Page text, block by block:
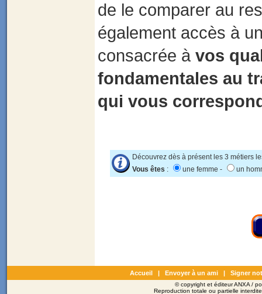
de le comparer au
également accès à
consacrée à vos
fondamentales au
qui vous
Découvrez dès à présent les 3 métiers
Vous êtes : une femme - un
Accueil | Envoyer à un ami | Signer
© copyright et éditeur ANXA /
Reproduction totale ou partielle